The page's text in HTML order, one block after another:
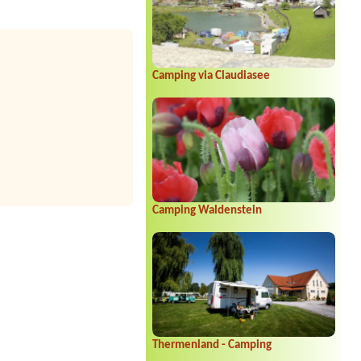
Camping via Claudiasee
Camping Waldenstein
Thermenland - Camping